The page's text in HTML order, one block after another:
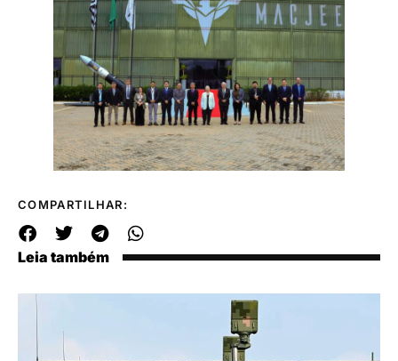
COMPARTILHAR:
Leia também